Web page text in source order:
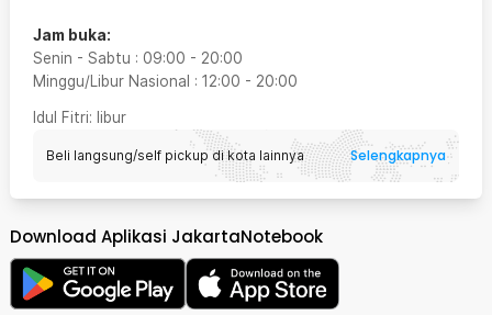
Jam buka:
Senin - Sabtu : 09:00 - 20:00
Minggu/Libur Nasional : 12:00 - 20:00
Idul Fitri: libur
Beli langsung/self pickup di kota lainnya Selengkapnya
Download Aplikasi JakartaNotebook